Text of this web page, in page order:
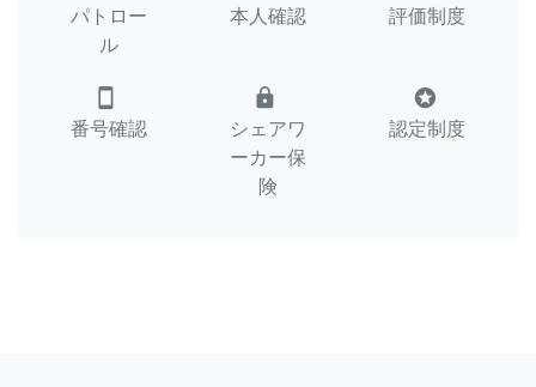
パトロー
ル
本人確認 評価制度
smartphone
番号確認
lock
シェアワ
ーカー保
険
stars
認定制度